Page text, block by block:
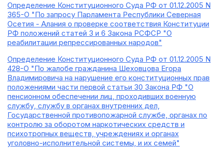
Определение Конституционного Суда РФ от 01.12.2005 N
365-О "По запросу Парламента Республики Северная
Осетия - Алания о проверке соответствия Конституции
РФ положений статей 3 и 6 Закона РСФСР "О
реабилитации репрессированных народов"
Определение Конституционного Суда РФ от 01.12.2005 N
428-О "По жалобе гражданина Шеховцова Егора
Владимировича на нарушение его конституционных прав
положениями части первой статьи 30 Закона РФ "О
пенсионном обеспечении лиц, проходивших военную
службу, службу в органах внутренних дел,
Государственной противопожарной службе, органах по
контролю за оборотом наркотических средств и
психотропных веществ, учреждениях и органах
уголовно-исполнительной системы, и их семей"